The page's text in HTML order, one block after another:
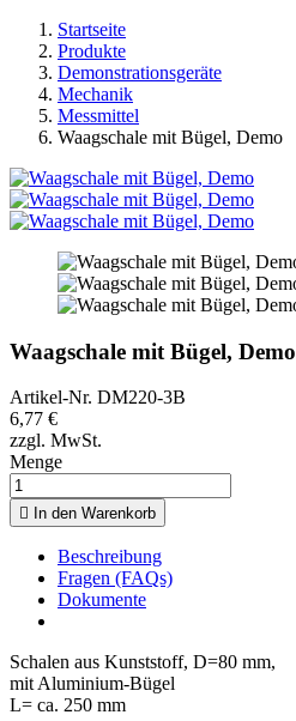
Startseite
Produkte
Demonstrationsgeräte
Mechanik
Messmittel
Waagschale mit Bügel, Demo
Waagschale mit Bügel, Demo
Artikel-Nr. DM220-3B
6,77 €
zzgl. MwSt.
Menge
 In den Warenkorb
Beschreibung
Fragen (FAQs)
Dokumente
Schalen aus Kunststoff, D=80 mm,
mit Aluminium-Bügel
L= ca. 250 mm